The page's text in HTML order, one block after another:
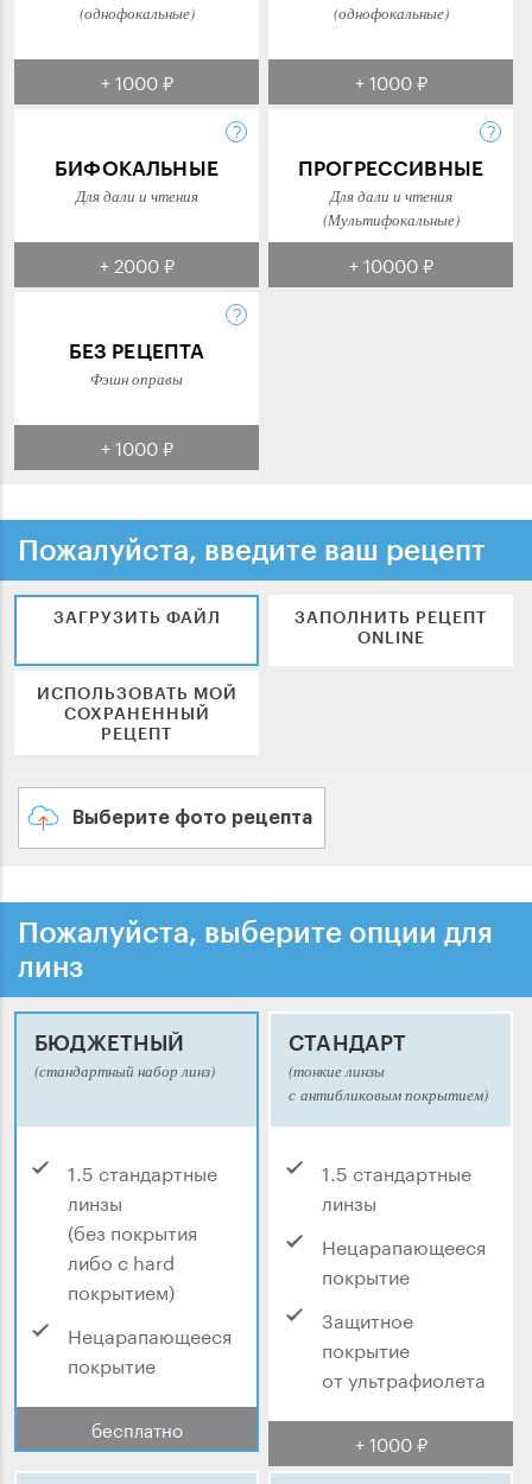
(однофокальные)
+ 1000 ₽
(однофокальные)
+ 1000 ₽
БИФОКАЛЬНЫЕ
Для дали и чтения
+ 2000 ₽
ПРОГРЕССИВНЫЕ
Для дали и чтения
(Мультифокальные)
+ 10000 ₽
БЕЗ РЕЦЕПТА
Фэшн оправы
+ 1000 ₽
Пожалуйста, введите ваш рецепт
ЗАГРУЗИТЬ ФАЙЛ
ЗАПОЛНИТЬ РЕЦЕПТ
ONLINE
ИСПОЛЬЗОВАТЬ МОЙ
СОХРАНЕННЫЙ
РЕЦЕПТ
Выберите фото рецепта
Пожалуйста, выберите опции для
линз
БЮДЖЕТНЫЙ
(стандартный набор линз)
1.5 стандартные
линзы
(без покрытия
либо с hard
покрытием)
Нецарапающееся
покрытие
бесплатно
СТАНДАРТ
(тонкие линзы
с антибликовым покрытием)
1.5 стандартные
линзы
Нецарапающееся
покрытие
Защитное
покрытие
от ультрафиолета
+ 1000 ₽